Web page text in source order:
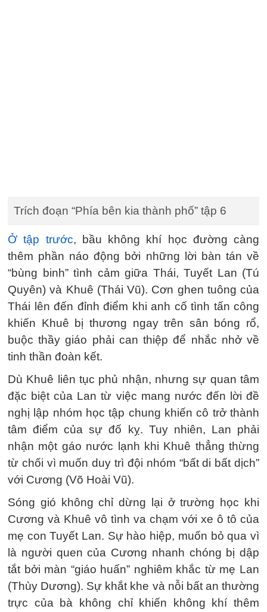
Trích đoạn “Phía bên kia thành phố” tập 6
Ở tập trước, bầu không khí học đường càng
thêm phần náo động bởi những lời bàn tán về
“bùng binh” tình cảm giữa Thái, Tuyết Lan (Tú
Quyên) và Khuê (Thái Vũ). Cơn ghen tuông của
Thái lên đến đỉnh điểm khi anh cố tình tấn công
khiến Khuê bị thương ngay trên sân bóng rổ,
buộc thầy giáo phải can thiệp để nhắc nhở về
tinh thần đoàn kết.
Dù Khuê liên tục phủ nhận, nhưng sự quan tâm
đặc biệt của Lan từ việc mang nước đến lời đề
nghị lập nhóm học tập chung khiến cô trở thành
tâm điểm của sự đố kỵ. Tuy nhiên, Lan phải
nhận một gáo nước lạnh khi Khuê thẳng thừng
từ chối vì muốn duy trì đội nhóm “bất di bất dịch”
với Cương (Võ Hoài Vũ).
Sóng gió không chỉ dừng lại ở trường học khi
Cương và Khuê vô tình va chạm với xe ô tô của
mẹ con Tuyết Lan. Sự hào hiệp, muốn bỏ qua vì
là người quen của Cương nhanh chóng bị dập
tắt bởi màn “giáo huấn” nghiêm khắc từ mẹ Lan
(Thùy Dương). Sự khắt khe và nỗi bất an thường
trực của bà không chỉ khiến không khí thêm